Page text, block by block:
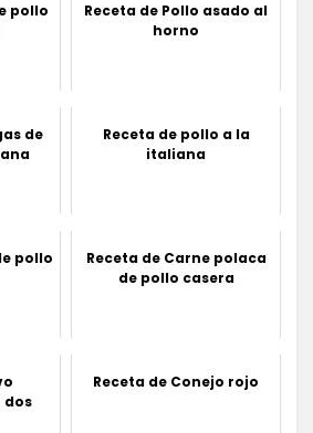
pollo
Receta de Pollo asado al
horno
de
Receta de pollo a la
italiana
pollo
Receta de Carne polaca
de pollo casera
dos
Receta de Conejo rojo